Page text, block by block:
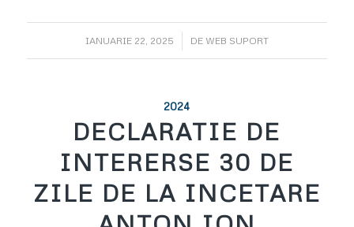
IANUARIE 22, 2025
/ DE WEB SUPORT
2024
DECLARATIE DE
INTERERSE 30 DE
ZILE DE LA INCETARE